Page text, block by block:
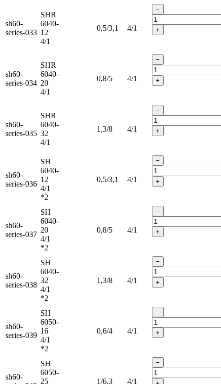
sh60-
series-033
SHR
6040-
12
4/1
0,5/3,1 4/1
−
+
sh60-
series-034
SHR
6040-
20
4/1
0,8/5 4/1
−
+
sh60-
series-035
SHR
6040-
32
4/1
1,3/8 4/1
−
+
sh60-
series-036
SH
6040-
12
4/1
*2
0,5/3,1 4/1
−
+
sh60-
series-037
SH
6040-
20
4/1
*2
0,8/5 4/1
−
+
sh60-
series-038
SH
6040-
32
4/1
*2
1,3/8 4/1
−
+
sh60-
series-039
SH
6050-
16
4/1
*2
0,6/4 4/1
−
+
sh60-
SH
6050-
25
1/6,3 4/1
−